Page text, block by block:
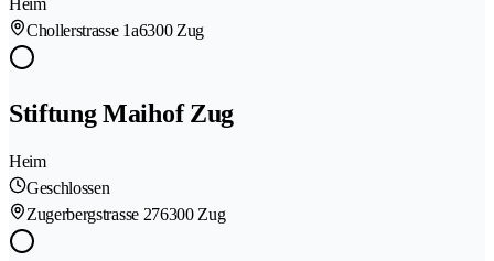
Heim
Chollerstrasse 1a6300 Zug
Stiftung Maihof Zug
Heim
Geschlossen
Zugerbergstrasse 276300 Zug